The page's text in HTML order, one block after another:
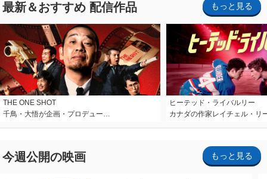
最新＆おすすめ 配信作品 もっと見る
THE ONE SHOT
千鳥・大悟が企画・プロデュー…
ヒーテッド・ライバルリー
カナダの作家レイチェル・リ
今週公開の映画 もっと見る